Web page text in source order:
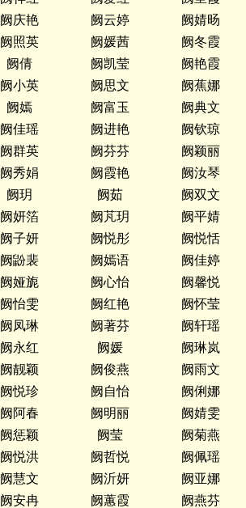
阙庆艳 阙云婷
阙婧旸
阙照英 阙媛茜
阙冬霞
阙倩 阙凯莹
阙艳霞
阙小英 阙思文
阙蕉娜
阙嫣 阙富玉
阙典文
阙佳瑶 阙进艳
阙钦琼
阙群英 阙芬芬
阙颖丽
阙秀娟 阙霞艳
阙汝琴
阙玥 阙茹
阙双文
阙妍箔 阙芃玥
阙平婧
阙子妍 阙悦彤
阙悦恬
阙鼢裴 阙嫣语
阙佳婷
阙娅旎 阙心怡
阙馨悦
阙怡雯 阙红艳
阙怀莹
阙凤琳 阙著芬
阙轩瑶
阙永红 阙媛
阙琳岚
阙靓颖 阙俊燕
阙雨文
阙悦珍 阙自怡
阙俐娜
阙阿春 阙明丽
阙婧雯
阙惩颖 阙莹
阙菊燕
阙悦洪 阙哲悦
阙佩瑶
阙慧文 阙沂妍
阙亚娜
阙安冉 阙蕙霞
阙燕芬